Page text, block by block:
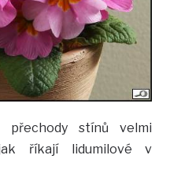
stínů velmi
říkají lidumilové v